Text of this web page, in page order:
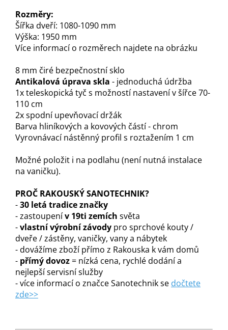
Rozměry:
Šířka dveří: 1080-1090 mm
Výška: 1950 mm
Více informací o rozměrech najdete na obrázku
8 mm čiré bezpečnostní sklo
Antikalová úprava skla - jednoduchá údržba
1x teleskopická tyč s možností nastavení v šířce 70-
110 cm
2x spodní upevňovací držák
Barva hliníkových a kovových částí - chrom
Vyrovnávací nástěnný profil s roztažením 1 cm
Možné položit i na podlahu (není nutná instalace
na vaničku).
PROČ RAKOUSKÝ SANOTECHNIK?
-30 letá tradice značky
- zastoupenív 19ti zemích světa
-vlastní výrobní závody pro sprchové kouty /
dveře / zástěny, vaničky, vany a nábytek
- dovážíme zboží přímo z Rakouska k vám domů
- přímý dovoz= nízká cena, rychlé dodání a
nejlepší servisní služby
- více informací o značce Sanotechnik se dočtete
zde>>